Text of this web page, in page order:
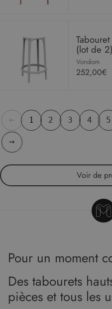
(lot de 2)
Vondom
252,00€
← 1 2 3 4 5
→
Voir de
Pour un moment
Des tabourets
pièces et tous les